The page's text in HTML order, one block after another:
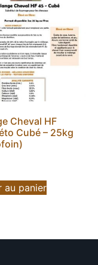
Cheval HF
Cubé – 25kg
au panier